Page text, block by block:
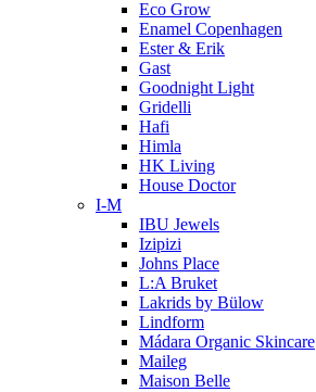
Eco Grow
Enamel Copenhagen
Ester & Erik
Gast
Goodnight Light
Gridelli
Hafi
Himla
HK Living
House Doctor
I-M
IBU Jewels
Izipizi
Johns Place
L:A Bruket
Lakrids by Bülow
Lindform
Mádara Organic Skincare
Maileg
Maison Belle